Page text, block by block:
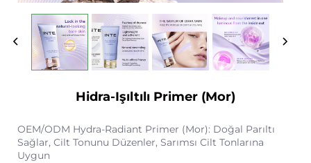
Hidra-Işıltılı Primer (Mor)
OEM/ODM Hydra-Radiant Primer (Mor): Doğal Parıltı
Sağlar, Cilt Tonunu Düzenler, Sarımsı Cilt Tonlarına
Uygun